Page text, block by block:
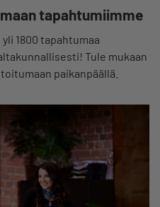
tapahtumiimme
1800 tapahtumaa
Tule mukaan
paikanpäällä.